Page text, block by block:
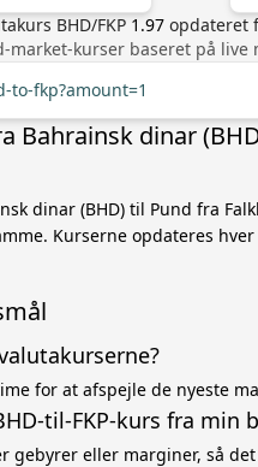
BHD/FKP 1.97 opdateret
market-kurser baseret på
fkp?amount=1
Bahrainsk dinar
dinar (BHD) til Pund fra
Kurserne opdateres
for at afspejle de nyeste
til-FKP-kurs fra min
gebyrer eller marginer, så